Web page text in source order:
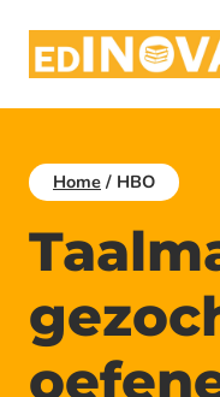
naar
inhoud
Home / HBO